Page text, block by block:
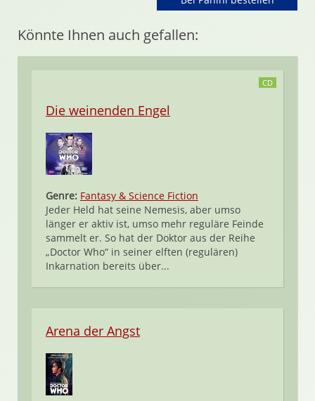
Könnte Ihnen auch gefallen:
CD
Die weinenden Engel
Genre: Fantasy & Science Fiction
Jeder Held hat seine Nemesis, aber umso
länger er aktiv ist, umso mehr reguläre Feinde
sammelt er. So hat der Doktor aus der Reihe
„Doctor Who“ in seiner elften (regulären)
Inkarnation bereits über...
Arena der Angst